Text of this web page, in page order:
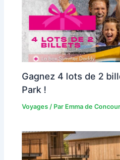
Gagnez 4 lots de 2
Park !
Voyages / Par Emma de